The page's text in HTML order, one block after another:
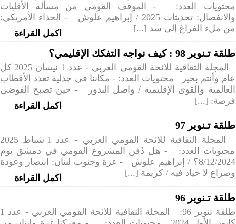
محتويات العدد: - الموقف القومي من مسألة الأقليات
والانفصال: تحديثات 2025 / إبراهيم علوش - الحذاء الأمريكي:
من ملء الفراغ إلى سد [...]
اكمل القراءة
طلقة تـنوير 98 : كيف نواجه التفكك الإقليمي؟
المجلة الثقافية للائحة القومي العربي - عدد 1 نيسان 2025 كل
عام وأنتم بخير محتويات العدد: - مكاننا في جدلية تعدد الأقطاب
العالمية والقوى الإقليمية / واصل البدور - حين تصبح الفوضى
فرصة: [...]
اكمل القراءة
طلقة تـنوير 97
المجلة الثقافية للائحة القومي العربي - عدد 1 شباط 2025
محتويات العدد: - هل دُفن المشروع القومي في دمشق يوم
8/12/2024؟ / إبراهيم علوش - غزة وجنوب لبنان: انتصار وعودة
وصراع لا حياد فيه / كريمة [...]
اكمل القراءة
طلقة تـنوير 96
طلقة تنوير 96: المجلة الثقافية للائحة القومي العربي - عدد 1